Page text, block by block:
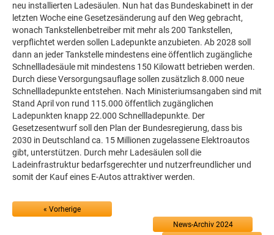
neu installierten Ladesäulen. Nun hat das Bundeskabinett in der
letzten Woche eine Gesetzesänderung auf den Weg gebracht,
wonach Tankstellenbetreiber mit mehr als 200 Tankstellen,
verpflichtet werden sollen Ladepunkte anzubieten. Ab 2028 soll
dann an jeder Tankstelle mindestens eine öffentlich zugängliche
Schnellladesäule mit mindestens 150 Kilowatt betrieben werden.
Durch diese Versorgungsauflage sollen zusätzlich 8.000 neue
Schnellladepunkte entstehen. Nach Ministeriumsangaben sind mit
Stand April von rund 115.000 öffentlich zugänglichen
Ladepunkten knapp 22.000 Schnellladepunkte. Der
Gesetzesentwurf soll den Plan der Bundesregierung, dass bis
2030 in Deutschland ca. 15 Millionen zugelassene Elektroautos
gibt, unterstützen. Durch mehr Ladesäulen soll die
Ladeinfrastruktur bedarfsgerechter und nutzerfreundlicher und
somit der Kauf eines E-Autos attraktiver werden.
« Vorherige
News-Archiv 2024